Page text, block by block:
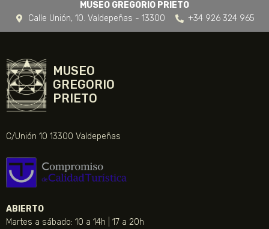
MUSEO GREGORIO PRIETO
Calle Unión, 10. Valdepeñas - 13300
+34 926 324 965
MUSEO
GREGORIO
PRIETO
C/Unión 10 13300 Valdepeñas
ABIERTO
Martes a sábado: 10 a 14h | 17 a 20h